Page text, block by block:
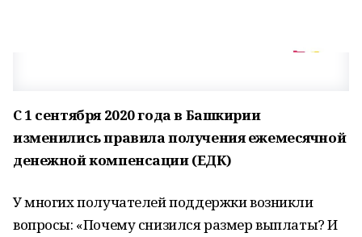
С 1 сентября 2020 года в Башкирии
изменились правила получения ежемесячной
денежной компенсации (ЕДК)
У многих получателей поддержки возникли
вопросы: «Почему снизился размер выплаты? И